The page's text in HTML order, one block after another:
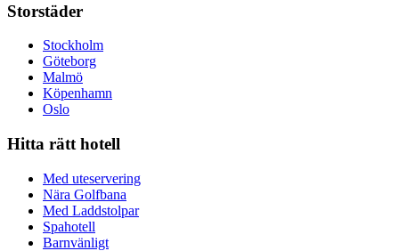
Storstäder
Stockholm
Göteborg
Malmö
Köpenhamn
Oslo
Hitta rätt hotell
Med uteservering
Nära Golfbana
Med Laddstolpar
Spahotell
Barnvänligt